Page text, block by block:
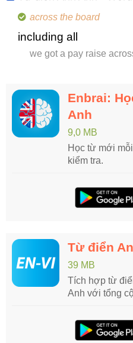
across the board
including all
we got a pay raise
Enbrai:
Anh
9,0 MB
Học từ mới
kiểm tra.
Từ điển
39 MB
Tích hợp từ
Anh với tổng